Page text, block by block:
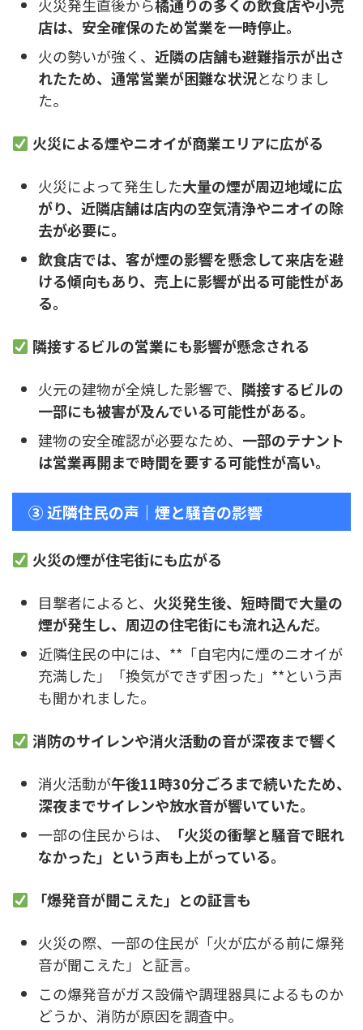
火災発生直後から橘通りの多くの飲食店や小売
店は、安全確保のため営業を一時停止。
火の勢いが強く、 近隣の店舗も避難指示が出さ
れたため、通常営業が困難な状況となりまし
た。
火災による煙やニオイが商業エリアに広がる
火災によって発生した大量の煙が周辺地域に広
がり、近隣店舗は店内の空気清浄やニオイの除
去が必要に。
飲食店では、客が煙の影響を懸念して来店を避
ける傾向もあり、売上に影響が出る可能性があ
る。
隣接するビルの営業にも影響が懸念される
火元の建物が全焼した影響で、 隣接するビルの
一部にも被害が及んでいる可能性がある。
建物の安全確認が必要なため、 一部のテナント
は営業再開まで時間を要する可能性が高い。
③ 近隣住民の声｜煙と騒音の影響
火災の煙が住宅街にも広がる
目撃者によると、 火災発生後、短時間で大量の
煙が発生し、周辺の住宅街にも流れ込んだ。
近隣住民の中には、**「自宅内に煙のニオイが
充満した」「換気ができず困った」**という声
も聞かれました。
消防のサイレンや消火活動の音が深夜まで響く
消火活動が午後11時30分ごろまで続いたため、
深夜までサイレンや放水音が響いていた。
一部の住民からは、
「火災の衝撃と騒音で眠れ
なかった」という声も上がっている。
「爆発音が聞こえた」との証言も
火災の際、一部の住民が「火が広がる前に爆発
音が聞こえた」と証言。
この爆発音がガス設備や調理器具によるものか
どうか、消防が原因を調査中。